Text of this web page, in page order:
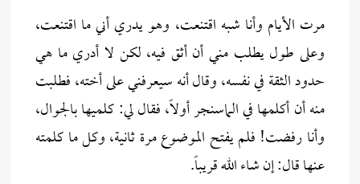
مرت الأيام وأنا شبه اقتنعت، وهو يدري أني ما اقتنعت،
وعلى طول يطلب مني أن أثق فيه، لكن لا أدري ما هي
حدود الثقة في نفسه، وقال أنه سيعرفني على أخته، فطلبت
منه أن أكلمها في الماسنجر أولاً، فقال لي: كلميها بالجوال،
وأنا رفضت! فلم يفتح الموضوع مرة ثانية، وكل ما كلمته
عنها قال: إن شاء الله قريباً.